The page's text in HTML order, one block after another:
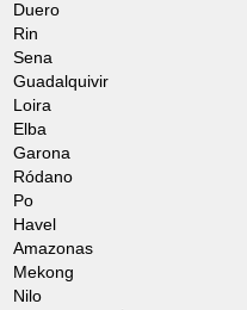
Duero
Rin
Sena
Guadalquivir
Loira
Elba
Garona
Ródano
Po
Havel
Amazonas
Mekong
Nilo